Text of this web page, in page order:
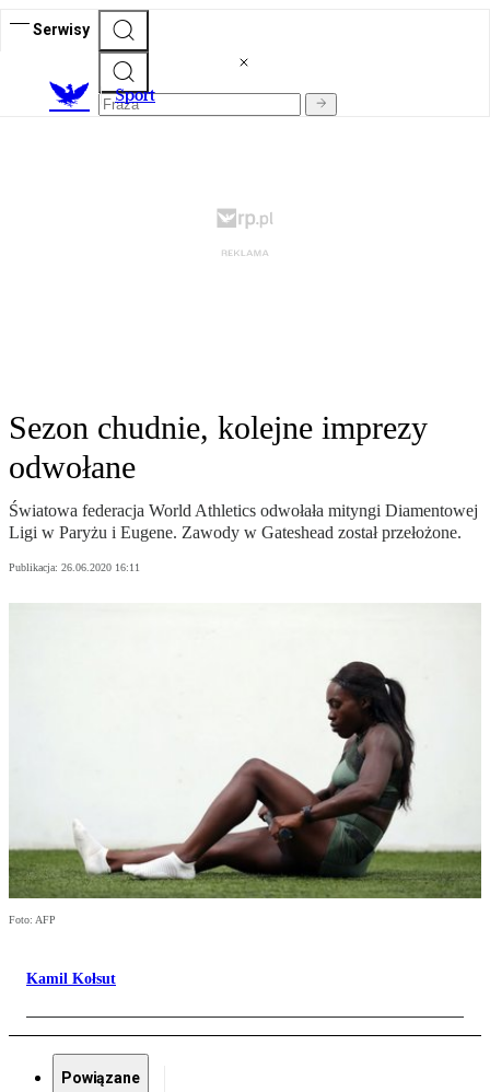
Serwisy
Sport
Sezon chudnie, kolejne imprezy
odwołane
Światowa federacja World Athletics odwołała mityngi Diamentowej
Ligi w Paryżu i Eugene. Zawody w Gateshead został przełożone.
Publikacja: 26.06.2020 16:11
Foto: AFP
Kamil Kołsut
Powiązane